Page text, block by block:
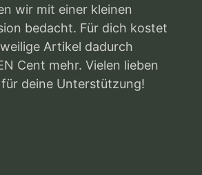
wir mit einer kleinen
bedacht. Für dich kostet
Artikel dadurch
Cent mehr. Vielen lieben
deine Unterstützung!